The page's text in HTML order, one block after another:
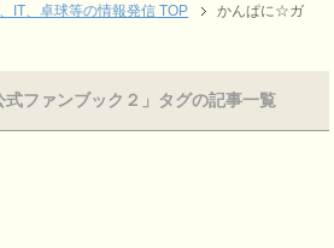
IT、卓球等の情報発信 TOP
かんぱに☆ガ
式ファンブック２」タグの記事一覧